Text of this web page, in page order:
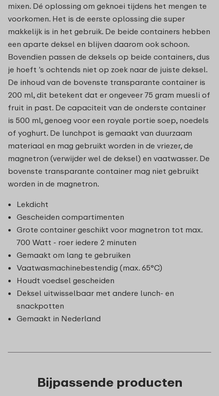
mixen. Dé oplossing om geknoei tijdens het mengen te
voorkomen. Het is de eerste oplossing die super
makkelijk is in het gebruik. De beide containers hebben
een aparte deksel en blijven daarom ook schoon.
Bovendien passen de deksels op beide containers, dus
je hoeft ’s ochtends niet op zoek naar de juiste deksel.
De inhoud van de bovenste transparante container is
200 ml, dit betekent dat er ongeveer 75 gram muesli of
fruit in past. De capaciteit van de onderste container
is 500 ml, genoeg voor een royale portie soep, noedels
of yoghurt. De lunchpot is gemaakt van duurzaam
materiaal en mag gebruikt worden in de vriezer, de
magnetron (verwijder wel de deksel) en vaatwasser. De
bovenste transparante container mag niet gebruikt
worden in de magnetron.
Lekdicht
Gescheiden compartimenten
Grote container geschikt voor magnetron tot max.
700 Watt - roer iedere 2 minuten
Gemaakt om lang te gebruiken
Vaatwasmachinebestendig (max. 65°C)
Houdt voedsel gescheiden
Deksel uitwisselbaar met andere lunch- en
snackpotten
Gemaakt in Nederland
Bijpassende producten